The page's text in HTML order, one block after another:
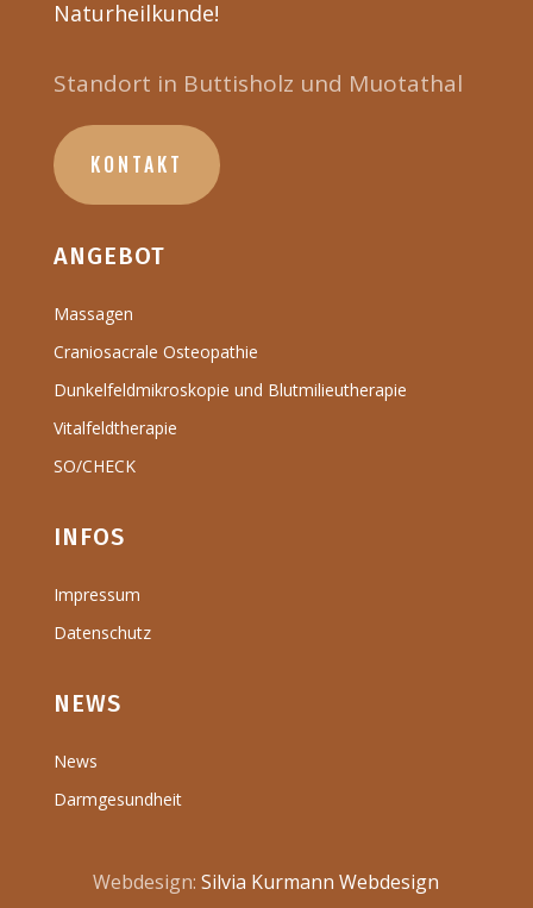
Naturheilkunde!
Standort in Buttisholz und Muotathal
KONTAKT
ANGEBOT
Massagen
Craniosacrale Osteopathie
Dunkelfeldmikroskopie und Blutmilieutherapie
Vitalfeldtherapie
SO/CHECK
INFOS
Impressum
Datenschutz
NEWS
News
Darmgesundheit
Webdesign: Silvia Kurmann Webdesign